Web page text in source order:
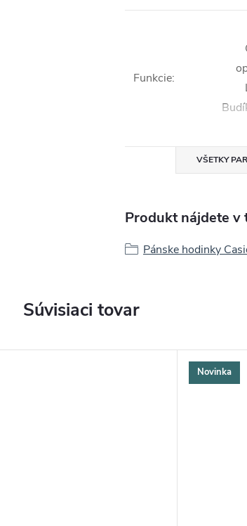
Funkcie:
VŠETKY
Produkt nájdete v
Pánske hodinky
Súvisiaci tovar
Novinka